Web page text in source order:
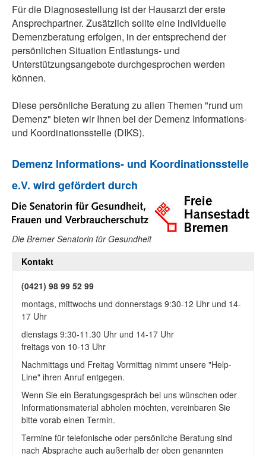
Für die Diagnosestellung ist der Hausarzt der erste
Ansprechpartner. Zusätzlich sollte eine individuelle
Demenzberatung erfolgen, in der entsprechend der
persönlichen Situation Entlastungs- und
Unterstützungsangebote durchgesprochen werden
können.
Diese persönliche Beratung zu allen Themen "rund um
Demenz" bieten wir Ihnen bei der Demenz Informations-
und Koordinationsstelle (DIKS).
Demenz Informations- und Koordinationsstelle
e.V. wird gefördert durch
Die Bremer Senatorin für Gesundheit
Kontakt
(0421) 98 99 52 99
montags, mittwochs und donnerstags 9:30-12 Uhr und 14-
17 Uhr
dienstags 9:30-11.30 Uhr und 14-17 Uhr
freitags von 10-13 Uhr
Nachmittags und Freitag Vormittag nimmt unsere "Help-
Line" ihren Anruf entgegen.
Wenn Sie ein Beratungsgespräch bei uns wünschen oder
Informationsmaterial abholen möchten, vereinbaren Sie
bitte vorab einen Termin.
Termine für telefonische oder persönliche Beratung sind
nach Absprache auch außerhalb der oben genannten